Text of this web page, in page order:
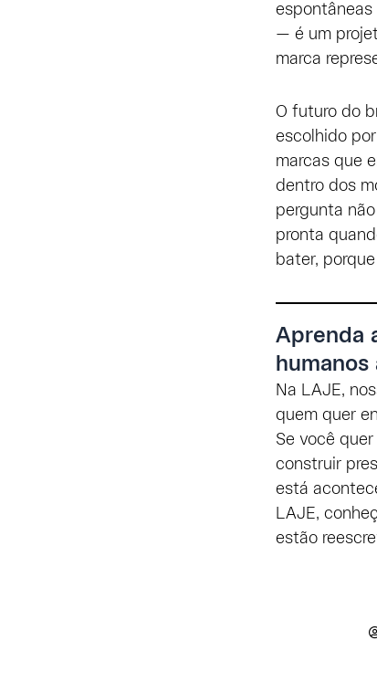
espontâneas
— é um
marca
O futuro do
escolhido
marcas que
dentro dos
pergunta
pronta
bater,
Aprenda
humanos
Na LAJE,
quem quer
Se você
construir
está
LAJE,
estão